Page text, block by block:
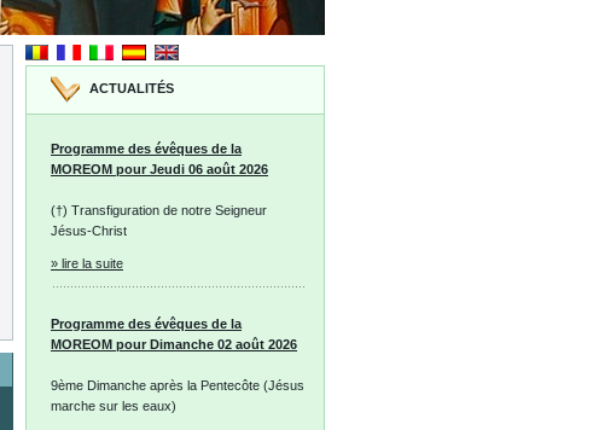
ACTUALITÉS
Programme des évêques de la
MOREOM pour Jeudi 06 août 2026
(†) Transfiguration de notre Seigneur
Jésus-Christ
» lire la suite
Programme des évêques de la
MOREOM pour Dimanche 02 août 2026
9ème Dimanche après la Pentecôte (Jésus
marche sur les eaux)